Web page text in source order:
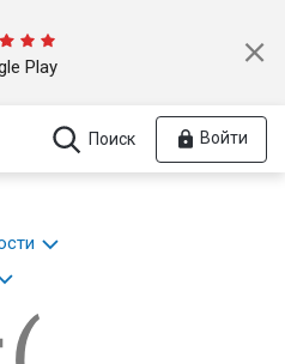
Play
Поиск Войти